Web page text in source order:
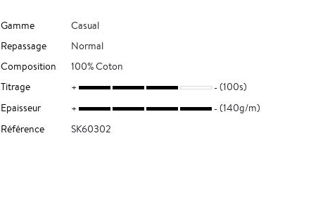
Gamme
Casual
Repassage
Normal
Composition
100% Coton
Titrage
(100s)
Epaisseur
(140g/m)
Référence
SK60302